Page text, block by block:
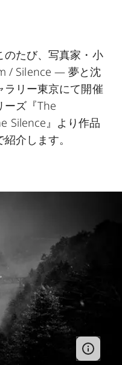
のたび、写真家・小
/ Silence ― 夢と沈
ラリー東京にて開催
ーズ『The
Silence』より作品
介します。